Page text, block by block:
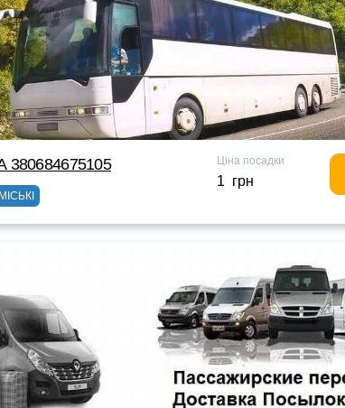
380684675105 Ціна посадки
1 грн